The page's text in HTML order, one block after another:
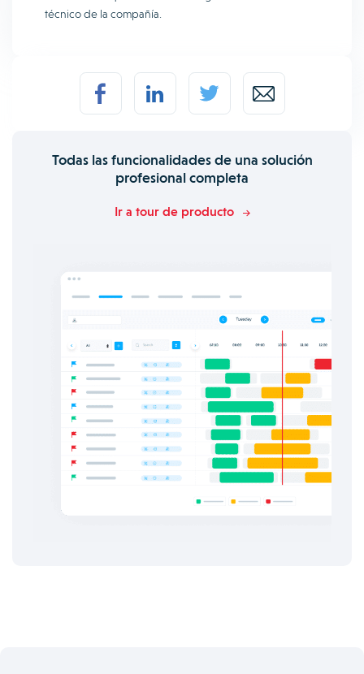
técnico de la compañía.
Todas las funcionalidades de una solución
profesional completa
Ir a tour de producto